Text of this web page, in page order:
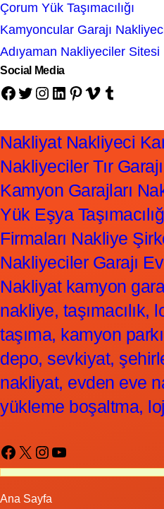
Çorum Yük Taşımacılığı
Kamyoncular Garajı
Adıyaman Nakliyeciler Sitesi
Social Media
Facebook Twitter Instagram LinkedIn Pinterest Vimeo Tumblr
Nakliyat Nakliyeci
Nakliyeciler Tır
Kamyon Garajları
Yük Eşya
Firmaları Nakliye
Nakliyeciler Garajı
Nakliyat kamyon
nakliye, taşımacılık,
taşıma, kamyon
depo, sevkiyat,
nakliyat, evden eve
yükleme boşaltma,
Facebook X Instagram YouTube
Ana Sayfa